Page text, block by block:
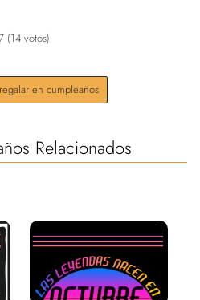
(14 votos)
en cumpleaños
Relacionados